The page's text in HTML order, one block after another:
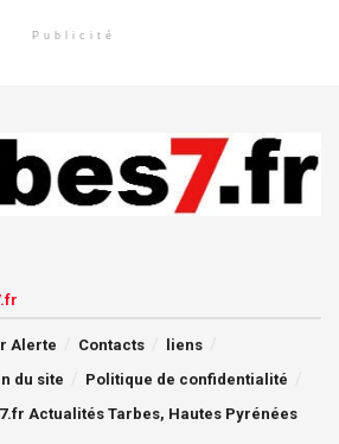
Publicité
Alerte Contacts
liens
du site
Politique de confidentialité
Actualités Tarbes, Hautes Pyrénées